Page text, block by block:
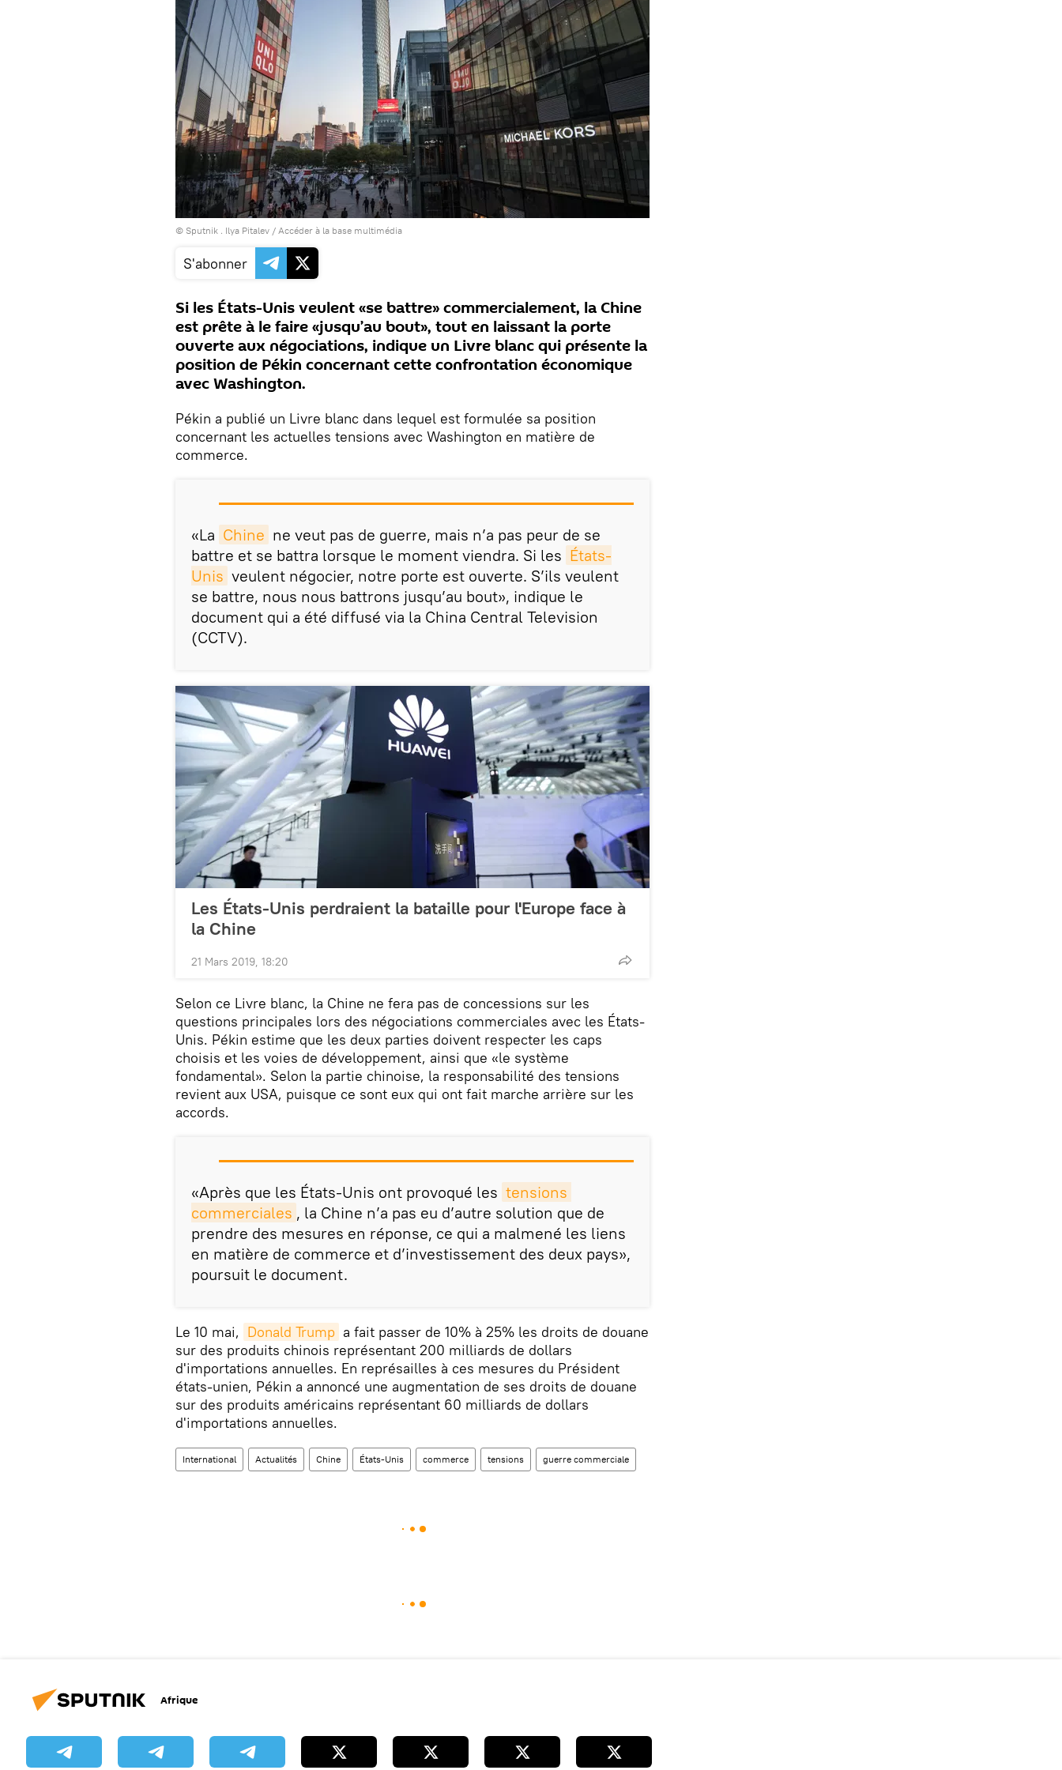
© Sputnik . Ilya Pitalev / Accéder à la base multimédia
S'abonner
Si les États-Unis veulent «se battre» commercialement, la Chine
est prête à le faire «jusqu’au bout», tout en laissant la porte
ouverte aux négociations, indique un Livre blanc qui présente la
position de Pékin concernant cette confrontation économique
avec Washington.
Pékin a publié un Livre blanc dans lequel est formulée sa position
concernant les actuelles tensions avec Washington en matière de
commerce.
«La Chine ne veut pas de guerre, mais n’a pas peur de se
battre et se battra lorsque le moment viendra. Si les États-
Unis veulent négocier, notre porte est ouverte. S’ils veulent
se battre, nous nous battrons jusqu’au bout», indique le
document qui a été diffusé via la China Central Television
(CCTV).
Les États-Unis perdraient la bataille pour l'Europe face à
la Chine
21 Mars 2019, 18:20
Selon ce Livre blanc, la Chine ne fera pas de concessions sur les
questions principales lors des négociations commerciales avec les États-
Unis. Pékin estime que les deux parties doivent respecter les caps
choisis et les voies de développement, ainsi que «le système
fondamental». Selon la partie chinoise, la responsabilité des tensions
revient aux USA, puisque ce sont eux qui ont fait marche arrière sur les
accords.
«Après que les États-Unis ont provoqué les tensions
commerciales , la Chine n’a pas eu d’autre solution que de
prendre des mesures en réponse, ce qui a malmené les liens
en matière de commerce et d’investissement des deux pays»,
poursuit le document.
Le 10 mai, Donald Trump a fait passer de 10% à 25% les droits de douane
sur des produits chinois représentant 200 milliards de dollars
d'importations annuelles. En représailles à ces mesures du Président
états-unien, Pékin a annoncé une augmentation de ses droits de douane
sur des produits américains représentant 60 milliards de dollars
d'importations annuelles.
International Actualités Chine États-Unis commerce tensions guerre commerciale
Afrique